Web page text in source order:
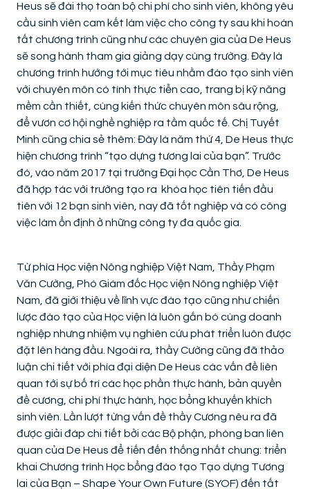
Heus sẽ đài thọ toàn bộ chi phí cho sinh viên, không yêu
cầu sinh viên cam kết làm việc cho công ty sau khi hoàn
tất chương trình cũng như các chuyên gia của De Heus
sẽ song hành tham gia giảng dạy cùng trường. Đây là
chương trình hướng tới mục tiêu nhằm đào tạo sinh viên
với chuyên môn có tính thực tiễn cao, trang bị kỹ năng
mềm cần thiết, cùng kiến thức chuyên môn sâu rộng,
để vươn cơ hội nghề nghiệp ra tầm quốc tế. Chị Tuyết
Minh cũng chia sẻ thêm: Đây là năm thứ 4, De Heus thực
hiện chương trình “tạo dựng tương lai của bạn”. Trước
đó, vào năm 2017 tại trường Đại học Cần Thơ, De Heus
đã hợp tác với trường tạo ra khóa học tiên tiến đầu
tiên với 12 bạn sinh viên, nay đã tốt nghiệp và có công
việc làm ổn định ở những công ty đa quốc gia.
Từ phía Học viện Nông nghiệp Việt Nam, Thầy Phạm
Văn Cường, Phó Giám đốc Học viện Nông nghiệp Việt
Nam, đã giới thiệu về lĩnh vực đào tạo cũng như chiến
lược đào tạo của Học viện là luôn gắn bó cùng doanh
nghiệp nhưng nhiệm vụ nghiên cứu phát triển luôn được
đặt lên hàng đầu. Ngoài ra, thầy Cường cũng đã thảo
luận chi tiết với phía đại diện De Heus các vấn đề liên
quan tới sự bố trí các học phần thực hành, bản quyền
đề cương, chi phí thực hành, học bổng khuyến khích
sinh viên. Lần lượt từng vấn đề thầy Cương nêu ra đã
được giải đáp chi tiết bởi các Bộ phận, phòng ban liên
quan của De Heus để tiến đến thống nhất chung: triển
khai Chương trình Học bổng đào tạo Tạo dựng Tương
lai của Bạn – Shape Your Own Future (SYOF) đến tất